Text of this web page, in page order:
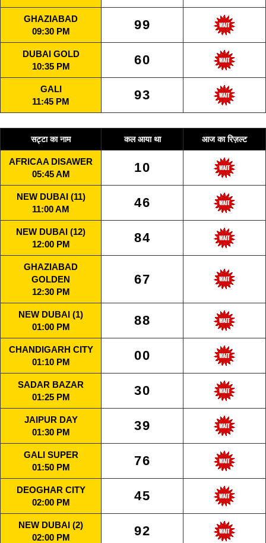
GHAZIABAD
09:30 PM
99
DUBAI GOLD
10:35 PM
60
GALI
11:45 PM
93
सट्टा का नाम कल आया था आज का रिज़ल्ट
AFRICAA DISAWER
05:45 AM
10
NEW DUBAI (11)
11:00 AM
46
NEW DUBAI (12)
12:00 PM
84
GHAZIABAD
GOLDEN
12:30 PM
67
NEW DUBAI (1)
01:00 PM
88
CHANDIGARH CITY
01:10 PM
00
SADAR BAZAR
01:25 PM
30
JAIPUR DAY
01:30 PM
39
GALI SUPER
01:50 PM
76
DEOGHAR CITY
02:00 PM
45
NEW DUBAI (2)
02:00 PM
92